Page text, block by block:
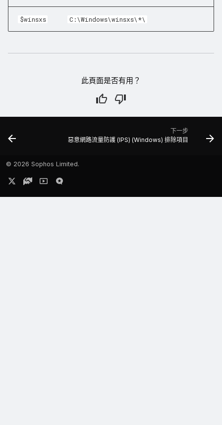
$winsxs C:\Windows\winsxs\*\
此頁面是否有用？
下一步
惡意網路流量防護 (IPS) (Windows) 排除項目
© 2026 Sophos Limited.